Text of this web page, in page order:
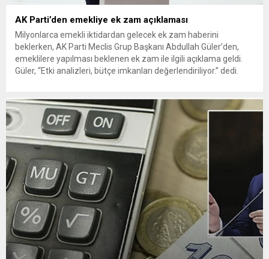
AK Parti’den emekliye ek zam açıklaması
Milyonlarca emekli iktidardan gelecek ek zam haberini
beklerken, AK Parti Meclis Grup Başkanı Abdullah Güler’den,
emeklilere yapılması beklenen ek zam ile ilgili açıklama geldi.
Güler, “Etki analizleri, bütçe imkanları değerlendiriliyor.” dedi.
AK Parti...